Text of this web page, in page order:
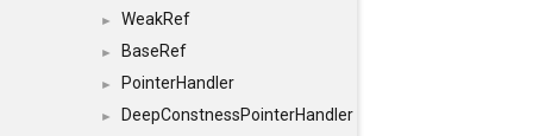
► WeakRef
► BaseRef
► PointerHandler
► DeepConstnessPointerHandler